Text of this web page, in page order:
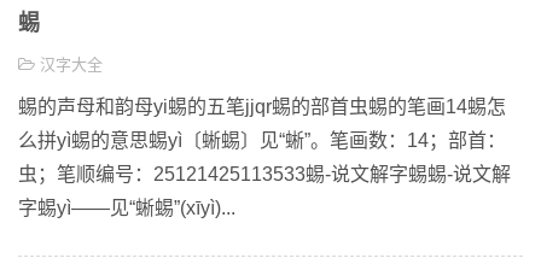
蜴
汉字大全
蜴的声母和韵母yi蜴的五笔jjqr蜴的部首虫蜴的笔画14蜴怎
么拼yì蜴的意思蜴yì〔蜥蜴〕见“蜥”。笔画数：14；部首：
虫；笔顺编号：25121425113533蜴-说文解字蜴蜴-说文解
字蜴yì——见“蜥蜴”(xīyì)...